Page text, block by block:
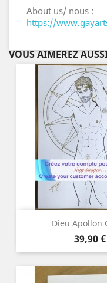
About us/ nous :
https://
VOUS AIMEREZ
Dieu Apollon
Prix
39,90 €